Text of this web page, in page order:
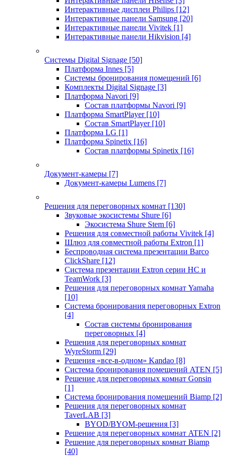
Интерактивные дисплеи Philips [12]
Интерактивные панели Samsung [20]
Интерактивные панели Vivitek [1]
Интерактивные панели Hikvision [4]
Системы Digital Signage [50]
Платформа Innes [5]
Системы бронирования помещений [6]
Комплекты Digital Signage [3]
Платформа Navori [9]
Состав платформы Navori [9]
Платформа SmartPlayer [10]
Состав SmartPlayer [10]
Платформа LG [1]
Платформа Spinetix [16]
Состав платформы Spinetix [16]
Документ-камеры [7]
Документ-камеры Lumens [7]
Решения для переговорных комнат [130]
Звуковые экосистемы Shure [6]
Экосистема Shure Stem [6]
Решения для совместной работы Vivitek [4]
Шлюз для совместной работы Extron [1]
Беспроводная система презентации Barco
ClickShare [12]
Система презентации Extron серии HC и
TeamWork [3]
Решения для переговорных комнат Yamaha
[10]
Система бронирования переговорных Extron
[4]
Состав системы бронирования
переговорных [4]
Решения для переговорных комнат
WyreStorm [29]
Решения «все-в-одном» Kandao [8]
Система бронирования помещений ATEN [5]
Решение для переговорных комнат Gonsin
[1]
Система бронирования помещений Biamp [2]
Решения для переговорных комнат
TaverLAB [3]
BYOD/BYOM-решения [3]
Решение для переговорных комнат ATEN [2]
Решение для переговорных комнат Biamp
[40]